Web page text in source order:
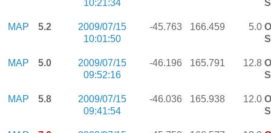
10:21:34
MAP 5.2
2009/07/15
10:01:50
-45.763 166.459 5.0
MAP 5.0
2009/07/15
09:52:16
-46.196 165.791 12.8
MAP 5.8
2009/07/15
09:41:54
-46.036 165.938 12.0